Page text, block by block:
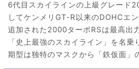
6代目スカイラインの上級グレード
してケンメリGT-R以来のDOHCエ
追加された2000ターボRSは最高出
「史上最強のスカイライン」を名乗
期型は独特のマスクから「鉄仮面」